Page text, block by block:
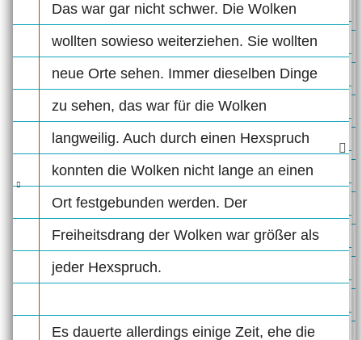
Das war gar nicht schwer. Die Wolken
wollten sowieso weiterziehen. Sie wollten
neue Orte sehen. Immer dieselben Dinge
zu sehen, das war für die Wolken
langweilig. Auch durch einen Hexspruch
konnten die Wolken nicht lange an einen
Ort festgebunden werden. Der
Freiheitsdrang der Wolken war größer als
jeder Hexspruch.
Es dauerte allerdings einige Zeit, ehe die